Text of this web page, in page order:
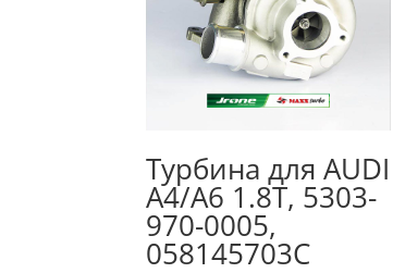
Турбина для AUDI
A4/A6 1.8T, 5303-
970-0005,
058145703C